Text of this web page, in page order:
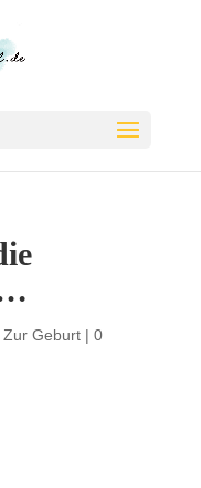
Zur Geburt| 0